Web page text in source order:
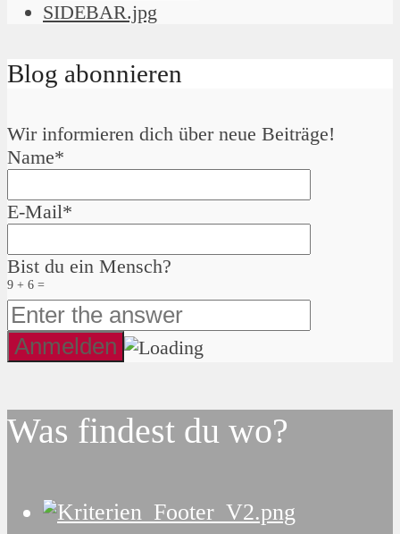
Blog abonnieren
Wir informieren dich über neue Beiträge!
Name*
E-Mail*
Bist du ein Mensch?
9 + 6 =
Was findest du wo?